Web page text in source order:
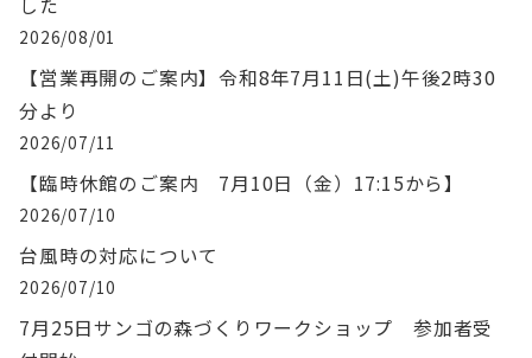
2026/08/01
【営業再開のご案内】令和8年7月11日(土)午後2時30
分より
2026/07/11
【臨時休館のご案内 7月10日（金）17:15から】
2026/07/10
台風時の対応について
2026/07/10
7月25日サンゴの森づくりワークショップ 参加者受